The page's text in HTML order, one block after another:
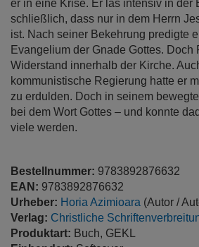
er in eine Krise. Er las intensiv in der
schließlich, dass nur in dem Herrn
ist. Nach seiner Bekehrung predigte
Evangelium der Gnade Gottes. Doch
Widerstand innerhalb der Kirche.
kommunistische Regierung hatte er
zu erdulden. Doch in seinem
bei dem Wort Gottes – und konnte
viele werden.
Bestellnummer: 9783892876632
EAN: 9783892876632
Urheber: Horia Azimioara (Autor /
Verlag: Christliche
Produktart: Buch, GEKL